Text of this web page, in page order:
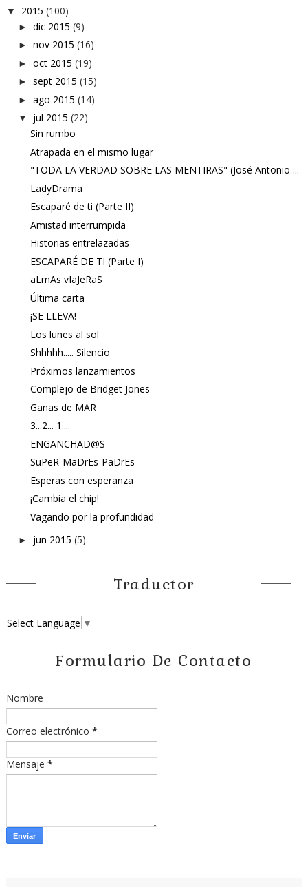
▼ 2015 (100)
► dic 2015 (9)
► nov 2015 (16)
► oct 2015 (19)
► sept 2015 (15)
► ago 2015 (14)
▼ jul 2015 (22)
Sin rumbo
Atrapada en el mismo lugar
"TODA LA VERDAD SOBRE LAS MENTIRAS" (José Antonio ...
LadyDrama
Escaparé de ti (Parte II)
Amistad interrumpida
Historias entrelazadas
ESCAPARÉ DE TI (Parte I)
aLmAs vIaJeRaS
Última carta
¡SE LLEVA!
Los lunes al sol
Shhhhh..... Silencio
Próximos lanzamientos
Complejo de Bridget Jones
Ganas de MAR
3...2... 1....
ENGANCHAD@S
SuPeR-MaDrEs-PaDrEs
Esperas con esperanza
¡Cambia el chip!
Vagando por la profundidad
► jun 2015 (5)
Traductor
Select Language ▼
Formulario De Contacto
Nombre
Correo electrónico *
Mensaje *